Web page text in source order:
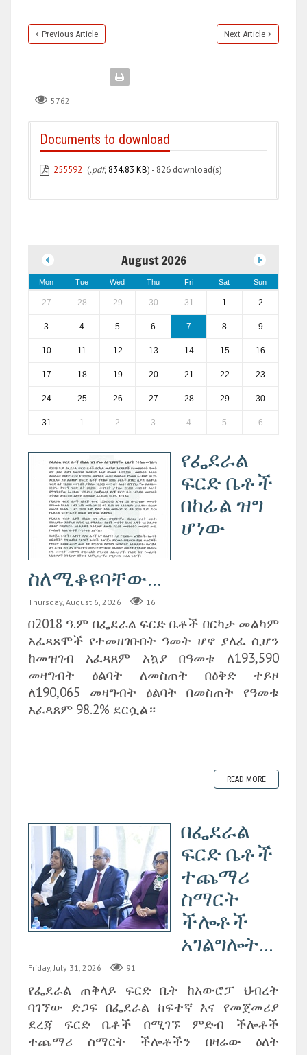
Previous Article Next Article
5762
Documents to download
255592 (.pdf, 834.83 KB) - 826 download(s)
August 2026
Mon Tue Wed Thu Fri Sat Sun
27 28 29 30 31 1 2
3 4 5 6 7 8 9
10 11 12 13 14 15 16
17 18 19 20 21 22 23
24 25 26 27 28 29 30
31 1 2 3 4 5 6
የፌደራል
ፍርድ ቤቶች
በከፊል ዝግ
ሆነው
ስለሚቆዩባቸው...
Thursday, August 6, 2026 16
በ2018 ዓ.ም በፌደራል ፍርድ ቤቶች በርካታ መልካም
አፈጻጸሞች የተመዘገቡበት ዓመት ሆኖ ያለፈ ሲሆን
ከመዝገብ አፈጻጸም አኳያ በዓመቱ ለ193,590
መዛግብት ዕልባት ለመስጠት በዕቅድ ተይዞ
ለ190,065 መዛግብት ዕልባት በመስጠት የዓመቱ
አፈጻጸም 98.2% ደርሷል።
READ MORE
በፌደራል
ፍርድ ቤቶች
ተጨማሪ
ስማርት
ችሎቶች
አገልግሎት...
Friday, July 31, 2026 91
የፌደራል ጠቅላይ ፍርድ ቤት ከአውሮፓ ህብረት
ባገኘው ድጋፍ በፌደራል ከፍተኛ እና የመጀመሪያ
ደረጃ ፍርድ ቤቶች በሚገኙ ምድብ ችሎቶች
ተጨማሪ ስማርት ችሎቶችን በዛሬው ዕለት